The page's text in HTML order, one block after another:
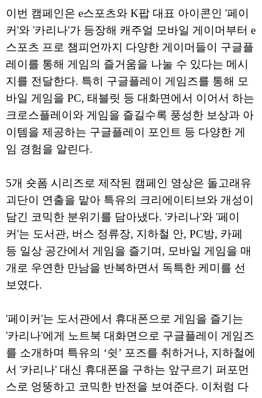
이번 캠페인은 e스포츠와 K팝 대표 아이콘인 '페이
커'와 '카리나'가 등장해 캐주얼 모바일 게이머부터 e
스포츠 프로 챔피언까지 다양한 게이머들이 구글플
레이를 통해 게임의 즐거움을 나눌 수 있다는 메시
지를 전달한다. 특히 구글플레이 게임즈를 통해 모
바일 게임을 PC, 태블릿 등 대화면에서 이어서 하는
크로스플레이와 게임을 즐길수록 풍성한 보상과 아
이템을 제공하는 구글플레이 포인트 등 다양한 게
임 경험을 알린다.
5개 숏폼 시리즈로 제작된 캠페인 영상은 돌고래유
괴단이 연출을 맡아 특유의 크리에이티브와 개성이
담긴 코믹한 분위기를 담아냈다. '카리나'와 '페이
커'는 도서관, 버스 정류장, 지하철 안, PC방, 카페
등 일상 공간에서 게임을 즐기며, 모바일 게임을 매
개로 우연한 만남을 반복하면서 독특한 케미를 선
보였다.
'페이커'는 도서관에서 휴대폰으로 게임을 즐기는
'카리나'에게 노트북 대화면으로 구글플레이 게임즈
를 소개하며 특유의 ‘쉿’ 포즈를 취하거나, 지하철에
서 '카리나' 대신 휴대폰을 구하는 앞구르기 퍼포먼
스로 엉뚱하고 코믹한 반전을 보여준다. 이처럼 다